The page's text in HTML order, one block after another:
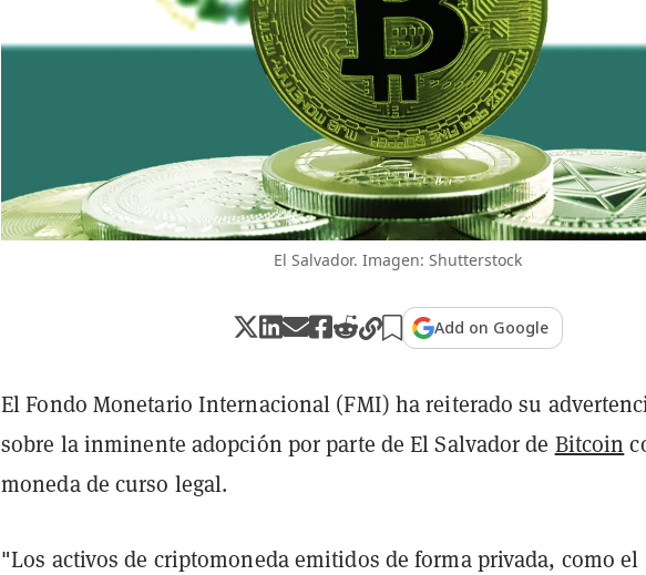
El Salvador. Imagen: Shutterstock
Add on Google
El Fondo Monetario Internacional (FMI) ha reiterado su
sobre la inminente adopción por parte de El Salvador de Bitcoin
moneda de curso legal.
"Los activos de criptomoneda emitidos de forma privada, como el